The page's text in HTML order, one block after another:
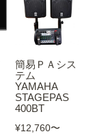
簡易ＰＡシス
テム
YAMAHA
STAGEPAS
400BT
¥12,760〜